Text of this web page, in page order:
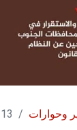
وحوارات /
13-06-2025